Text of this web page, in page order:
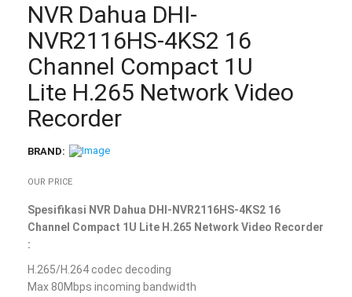
NVR Dahua DHI-
NVR2116HS-4KS2 16
Channel Compact 1U
Lite H.265 Network Video
Recorder
BRAND:
OUR PRICE
Spesifikasi NVR Dahua DHI-NVR2116HS-4KS2 16
Channel Compact 1U Lite H.265 Network Video Recorder
:
H.265/H.264 codec decoding
Max 80Mbps incoming bandwidth